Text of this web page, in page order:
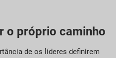
o próprio caminho
de os líderes definirem